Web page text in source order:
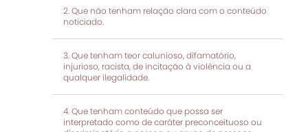
Que não tenham relação clara com o conteúdo
noticiado.
Que tenham teor calunioso, difamatório,
injurioso, racista, de incitação à violência ou a
qualquer ilegalidade.
Que tenham conteúdo que possa ser
interpretado como de caráter preconceituoso ou